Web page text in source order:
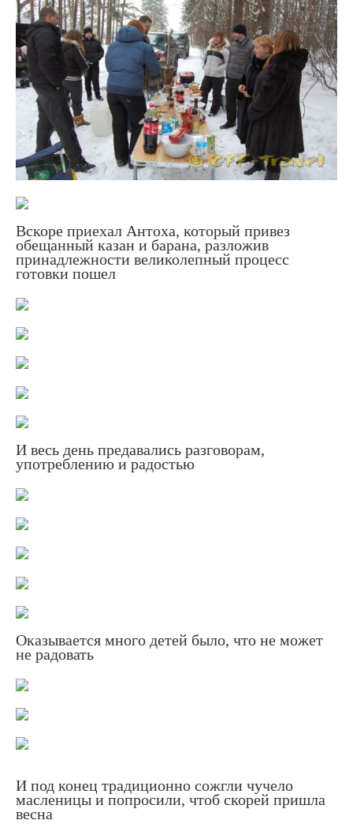
Вскоре приехал Антоха, который привез
обещанный казан и барана, разложив
принадлежности великолепный процесс
готовки пошел
И весь день предавались разговорам,
употреблению и радостью
Оказывается много детей было, что не может
не радовать
И под конец традиционно сожгли чучело
масленицы и попросили, чтоб скорей пришла
весна